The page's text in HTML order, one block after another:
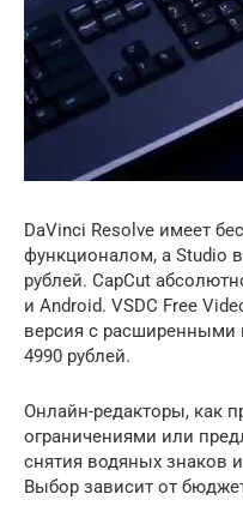
DaVinci Resolve имеет
функционалом, а Studio
рублей. CapCut
и Android. VSDC Free
версия с расширенными
4990 рублей.
Онлайн-редакторы, как
ограничениями или
снятия водяных знаков
Выбор зависит от